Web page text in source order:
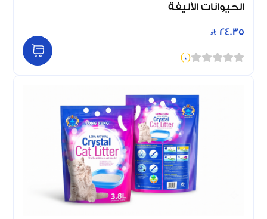
الحيوانات الأليفة
24.35
(
0
)